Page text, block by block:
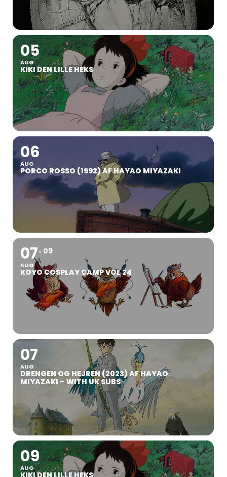
05
AUG
KIKI DEN LILLE HEKS
06
AUG
PORCO ROSSO (1992) AF HAYAO MIYAZAKI
07
AUG
09
KOYO COSPLAY CAMP VOL 24
07
AUG
DRENGEN OG HEJREN (2023) AF HAYAO
MIYAZAKI – WITH UK SUBS
09
AUG